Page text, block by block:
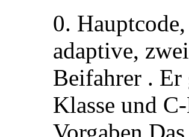
0.
adaptive,
Beifahrer . Er
Klasse und
Vorgaben